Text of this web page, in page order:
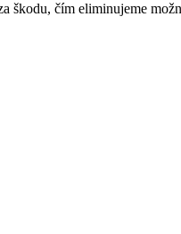
škodu, čím eliminujeme